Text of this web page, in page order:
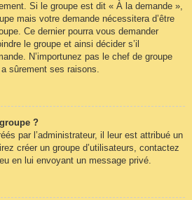
Si le groupe est dit « À la demande »,
mais votre demande nécessitera d’être
Ce dernier pourra vous demander
le groupe et ainsi décider s’il
N’importunez pas le chef de groupe
sûrement ses raisons.
?
par l’administrateur, il leur est attribué un
créer un groupe d’utilisateurs, contactez
en lui envoyant un message privé.